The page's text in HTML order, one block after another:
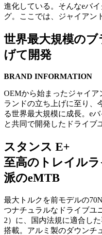
進化している。そんなeバ
グ。ここでは、ジャイアン
世界最大規模の
げて開発
BRAND INFORMATION
OEMから始まったジャイア
ランドの立ち上げに至り、
る世界最大規模に成長。e
と共同で開発したドライブ
スタンス E+
至高のトレイル
派のeMTB
最大トルクを前モデルの
つナチュラルなドライブユ
2）に、国内法規に適合し
搭載。アルミ製のダウンチ